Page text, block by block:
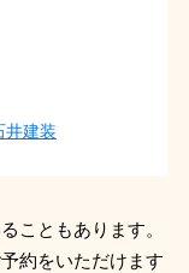
井建装
こともあります。
約をいただけます